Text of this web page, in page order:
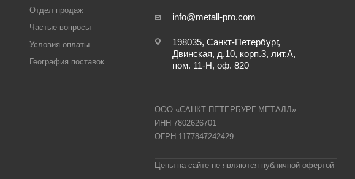
Отдел продаж
Частые вопросы
Условия оплаты
География поставок
info@metall-pro.com
198035, Санкт-Петербург,
Двинская, д.10, корп.3, лит.А,
пом. 11-Н, оф. 820
ООО «САНКТ-ПЕТЕРБУРГ МЕТАЛЛ»
ИНН 7802626701
ОГРН 1177847242429
Цены на сайте не являются публичной офертой